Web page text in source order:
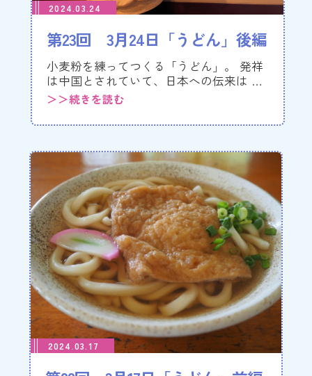
2024.03.24
第23回 3月24日「うどん」後編
小麦粉を練ってつくる「うどん」。 発祥
は中国とされていて、日本への伝来は …
＞＞続きを読む
2024.03.17